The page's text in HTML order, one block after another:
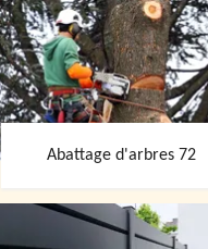
Abattage d'arbres 72